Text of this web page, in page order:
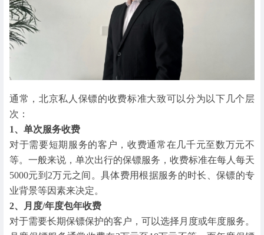
通常，北京私人保镖的收费标准大致可以分为以下几个层
次：
1、单次服务收费
对于需要短期服务的客户，收费通常在几千元至数万元不
等。一般来说，单次出行的保镖服务，收费标准在每人每天
5000元到2万元之间。具体费用根据服务的时长、保镖的专
业背景等因素来决定。
2、月度/年度包年收费
对于需要长期保镖保护的客户，可以选择月度或年度服务。